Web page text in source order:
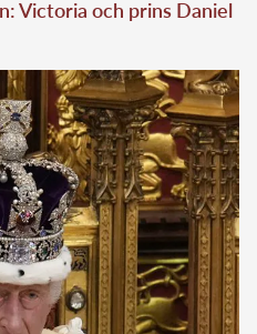
Victoria och prins Daniel